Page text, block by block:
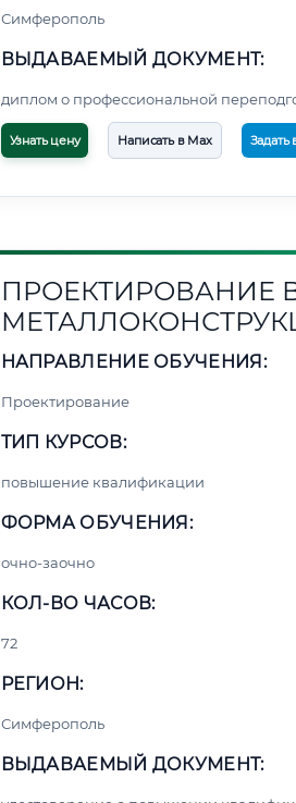
Симферополь
ВЫДАВАЕМЫЙ ДОКУМЕНТ:
диплом о профессиональной
Узнать цену Написать в Max Задать
ПРОЕКТИРОВАНИЕ
НАПРАВЛЕНИЕ ОБУЧЕНИЯ:
Проектирование
ТИП КУРСОВ:
повышение квалификации
ФОРМА ОБУЧЕНИЯ:
очно-заочно
КОЛ-ВО ЧАСОВ:
72
РЕГИОН:
Симферополь
ВЫДАВАЕМЫЙ ДОКУМЕНТ: